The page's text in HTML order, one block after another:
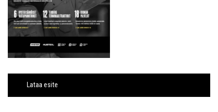
Lataa esite